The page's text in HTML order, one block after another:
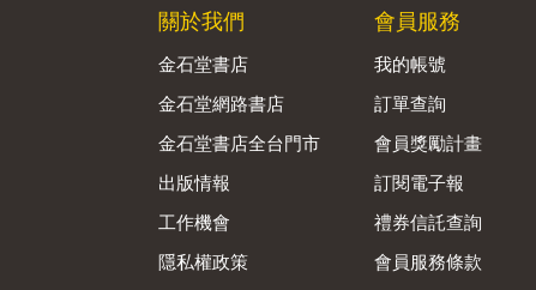
關於我們
金石堂書店
金石堂網路書店
金石堂書店全台門市
出版情報
工作機會
隱私權政策
會員服務
我的帳號
訂單查詢
會員獎勵計畫
訂閱電子報
禮券信託查詢
會員服務條款